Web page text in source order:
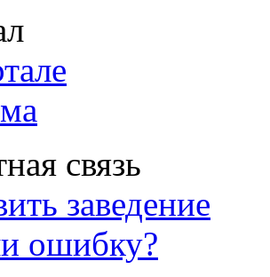
связь
заведение
ошибку?